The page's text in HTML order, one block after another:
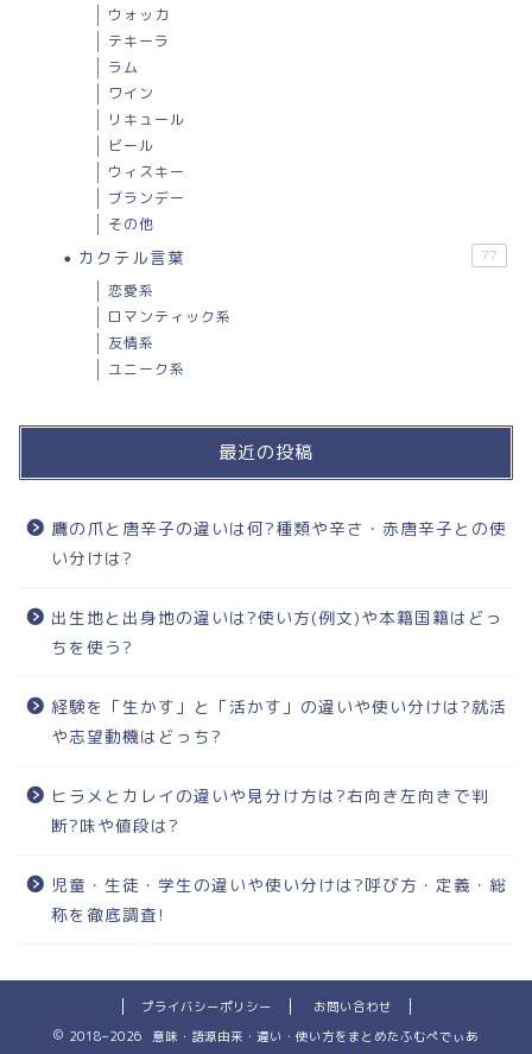
ウォッカ
テキーラ
ラム
ワイン
リキュール
ビール
ウィスキー
ブランデー
その他
カクテル言葉 77
恋愛系
ロマンティック系
友情系
ユニーク系
最近の投稿
鷹の爪と唐辛子の違いは何?種類や辛さ・赤唐辛子との使
い分けは?
出生地と出身地の違いは?使い方(例文)や本籍国籍はどっ
ちを使う?
経験を「生かす」と「活かす」の違いや使い分けは?就活
や志望動機はどっち?
ヒラメとカレイの違いや見分け方は?右向き左向きで判
断?味や値段は?
児童・生徒・学生の違いや使い分けは?呼び方・定義・総
称を徹底調査!
プライバシーポリシー
お問い合わせ
2018–2026 意味・語源由来・違い・使い方をまとめたふむぺでぃあ